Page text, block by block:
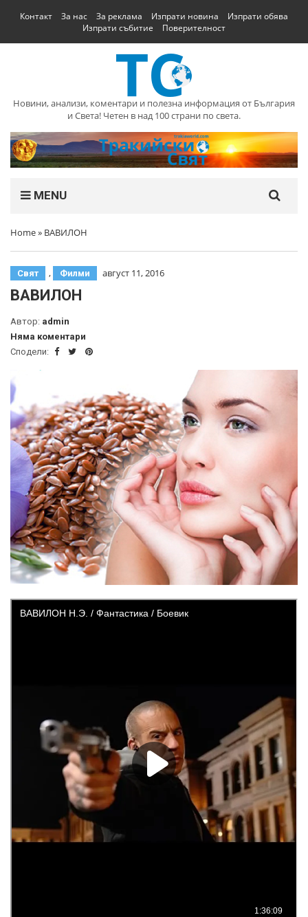
Контакт За нас За реклама Изпрати новина
Изпрати обява
Изпрати събитие
Поверителност
Новини, анализи, коментари и полезна информация от България
и Света! Четен в над 100 страни по света.
MENU
Home» ВАВИЛОН
Свят , Филми август 11, 2016
ВАВИЛОН
Автор: admin
Няма коментари
Сподели: